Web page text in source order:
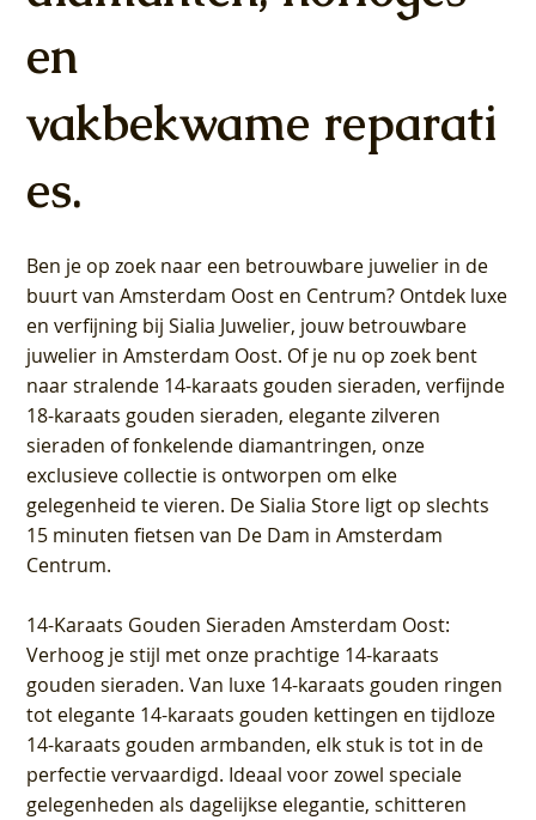
en
vakbekwame reparati
es.
Ben je op zoek naar een betrouwbare juwelier in de
buurt van Amsterdam Oost en Centrum? Ontdek luxe
en verfijning bij Sialia Juwelier, jouw betrouwbare
juwelier in Amsterdam Oost. Of je nu op zoek bent
naar stralende 14-karaats gouden sieraden, verfijnde
18-karaats gouden sieraden, elegante zilveren
sieraden of fonkelende diamantringen, onze
exclusieve collectie is ontworpen om elke
gelegenheid te vieren. De Sialia Store ligt op slechts
15 minuten fietsen van De Dam in Amsterdam
Centrum.
14-Karaats Gouden Sieraden Amsterdam Oost:
Verhoog je stijl met onze prachtige 14-karaats
gouden sieraden. Van luxe 14-karaats gouden ringen
tot elegante 14-karaats gouden kettingen en tijdloze
14-karaats gouden armbanden, elk stuk is tot in de
perfectie vervaardigd. Ideaal voor zowel speciale
gelegenheden als dagelijkse elegantie, schitteren